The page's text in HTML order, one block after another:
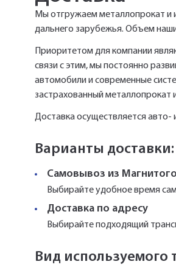
Мы отгружаем металлопрокат и
дальнего зарубежья. Объем
Приоритетом для компании
связи с этим, мы постоянно
автомобили и современные
застрахованный металлопрокат
Доставка осуществляется
Варианты доставки:
Самовывоз из
Выбирайте удобное время
Доставка по адресу
Выбирайте подходящий
Вид используемого